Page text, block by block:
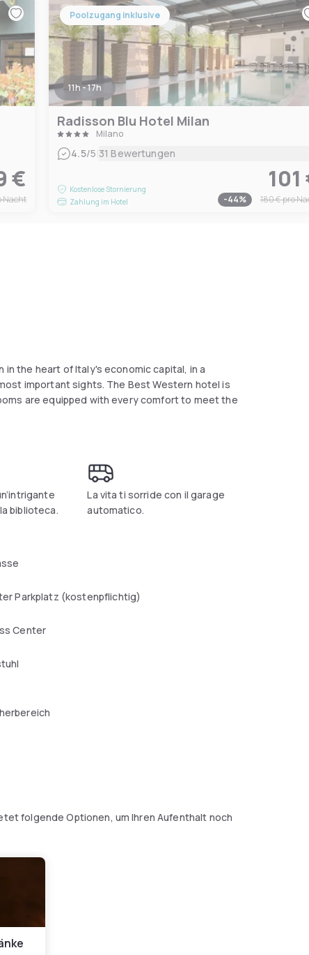
€
Nacht
Poolzugang inklusive
11h - 17h
Radisson Blu Hotel Milan
Milano
4.5/5|31 Bewertungen
Kostenlose Stornierung
Zahlung im Hotel
101
-44% 180 €pro
the heart of Italy's economic capital, in a
important sights. The Best Western hotel is
are equipped with every comfort to meet the
biblioteca.
La vita ti sorride con il garage
automatico.
Parkplatz (kostenpflichtig)
Center
folgende Optionen, um Ihren Aufenthalt noch